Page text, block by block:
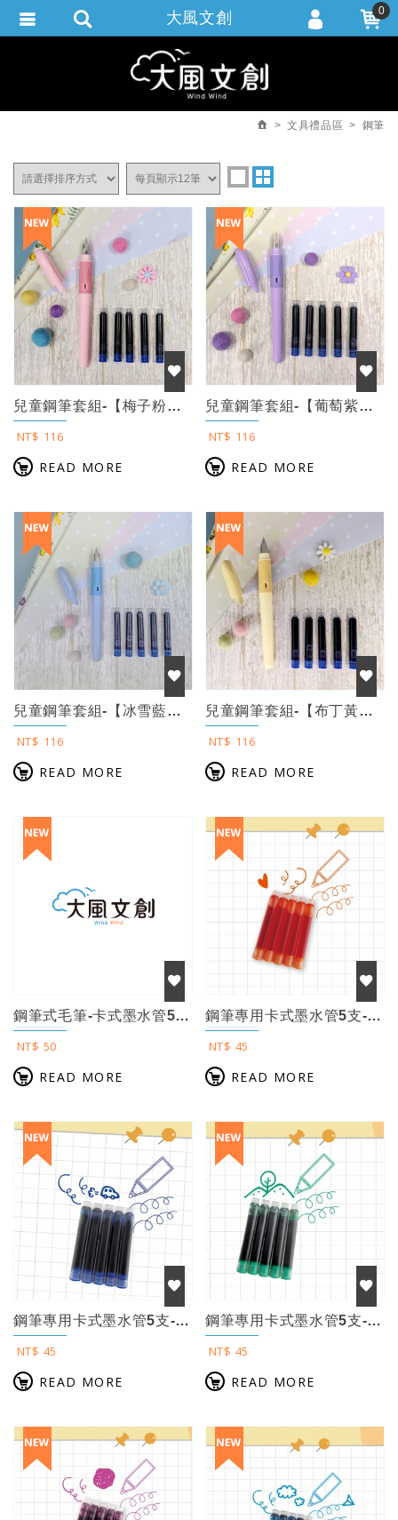
文具禮品區 鋼筆
兒童鋼筆套組-【梅子粉】（附5管鋼筆墨水+永字練習帖)
NT$ 116
READ MORE
兒童鋼筆套組-【葡萄紫】（附5管鋼筆墨水+永字練習帖)
NT$ 116
READ MORE
兒童鋼筆套組-【冰雪藍】（附5管鋼筆墨水+永字練習帖)
NT$ 116
READ MORE
兒童鋼筆套組-【布丁黃】（附5管鋼筆墨水+永字練習帖)
NT$ 116
READ MORE
鋼筆式毛筆-卡式墨水管5支入-黑色(3.4mm口徑 日規)
NT$ 50
READ MORE
鋼筆專用卡式墨水管5支-2.6mm歐規【陽光橙色】
NT$ 45
READ MORE
鋼筆專用卡式墨水管5支-2.6mm歐規【藍色】
NT$ 45
READ MORE
鋼筆專用卡式墨水管5支-2.6mm歐規【蘋果綠】
NT$ 45
READ MORE
大風文創 0
會員登入
會員註冊
追蹤清單
繁體中文